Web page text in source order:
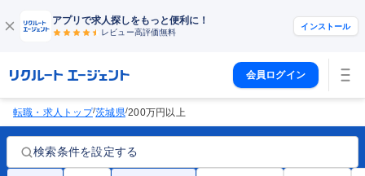
アプリで求人探しをもっと便利に！
レビュー高評価無料
インストール
会員ログイン
転職・求人トップ/茨城県/200万円以上
検索条件を設定する